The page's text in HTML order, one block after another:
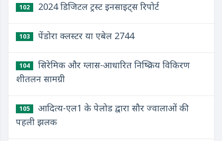
102 2024 डिजिटल ट्रस्ट इनसाइट्स रिपोर्ट
103 पेंडोरा क्लस्टर या एबेल 2744
104
सिरेमिक और ग्लास-आधारित निष्क्रिय विकिरण
शीतलन सामग्री
105
आदित्य-एल1 के पेलोड द्वारा सौर ज्वालाओं की
पहली झलक